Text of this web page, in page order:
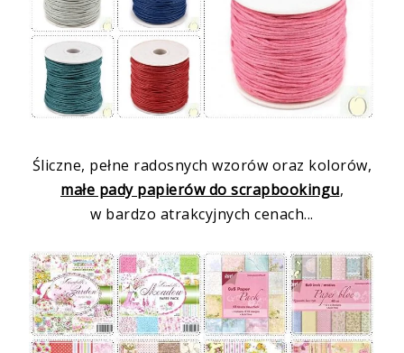
Śliczne, pełne radosnych wzorów oraz kolorów,
małe pady papierów do scrapbookingu,
w bardzo atrakcyjnych cenach...